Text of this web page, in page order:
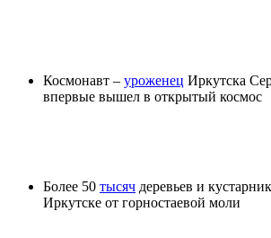
Космонавт – уроженец Иркутска
впервые вышел в открытый космос
Более 50 тысяч деревьев и
Иркутске от горностаевой моли